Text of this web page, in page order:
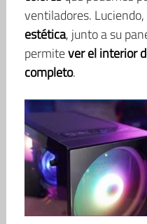
ventiladores.
estética, junto a su
permitever el interior
completo.